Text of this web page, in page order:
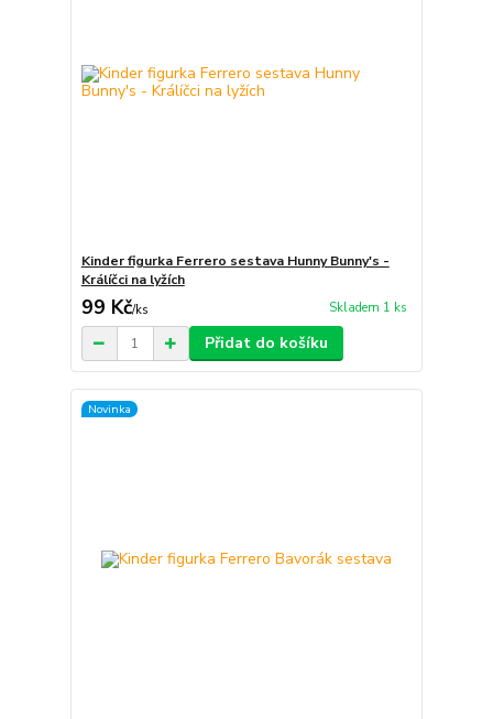
Kinder figurka Ferrero sestava Hunny Bunny's -
Králíčci na lyžích
99 Kč/ks Skladem 1 ks
Přidat do košíku
Novinka